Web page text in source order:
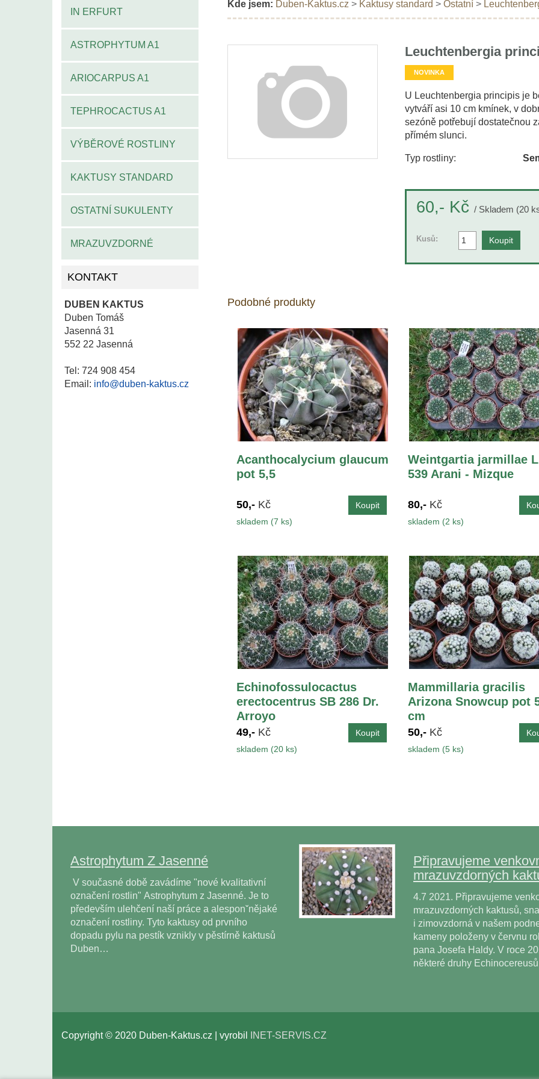
IN ERFURT
ASTROPHYTUM A1
ARIOCARPUS A1
TEPHROCACTUS A1
VÝBĚROVÉ ROSTLINY
KAKTUSY STANDARD
OSTATNÍ SUKULENTY
MRAZUVZDORNÉ
KONTAKT
DUBEN KAKTUS
Duben Tomáš
Jasenná 31
552 22 Jasenná
Tel: 724 908 454
Email: info@duben-kaktus.cz
Kde jsem: Duben-Kaktus.cz > Kaktusy standard > Ostatní>
Leuchtenbergia
NOVINKA
U Leuchtenbergia principis je
vytváří asi 10 cm kmínek, v
sezóně potřebují dostatečnou
přímém slunci.
Typ rostliny:
60,- Kč / Skladem (20
Kusů:
Podobné produkty
Acanthocalycium glaucum
pot 5,5
50,- Kč
skladem (7 ks)
Weintgartia jarmillae
539 Arani - Mizque
80,- Kč
skladem (2 ks)
Echinofossulocactus
erectocentrus SB 286 Dr.
Arroyo
49,- Kč
skladem (20 ks)
Mammillaria gracilis
Arizona Snowcup pot
cm
50,- Kč
skladem (5 ks)
Astrophytum Z Jasenné
V současné době zavádíme "nové kvalitativní
označení rostlin" Astrophytum z Jasenné. Je to
především ulehčení naší práce a alesponˇnějaké
označení rostliny. Tyto kaktusy od prvního
dopadu pylu na pestík vznikly v pěstírně kaktusů
Duben…
Připravujeme
mrazuvzdorných
4.7 2021. Připravujeme
mrazuvzdorných kaktusů,
i zimovzdorná v našem
kameny položeny v červnu
pana Josefa Haldy. V roce
některé druhy
Copyright © 2020 Duben-Kaktus.cz | vyrobil INET-SERVIS.CZ